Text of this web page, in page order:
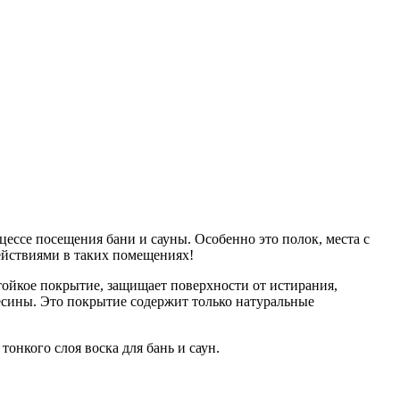
посещения бани и сауны. Особенно это полок, места с
в таких помещениях!
покрытие, защищает поверхности от истирания,
Это покрытие содержит только натуральные
слоя воска для бань и саун.